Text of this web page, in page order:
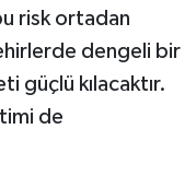
risk ortadan
dengeli bir
güçlü kılacaktır.
de